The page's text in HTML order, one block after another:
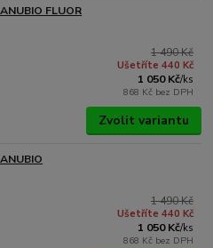
FLUOR
1 490 Kč
Ušetříte 440 Kč
1 050 Kč/ks
868 Kč bez DPH
Zvolit variantu
1 490 Kč
Ušetříte 440 Kč
1 050 Kč/ks
868 Kč bez DPH